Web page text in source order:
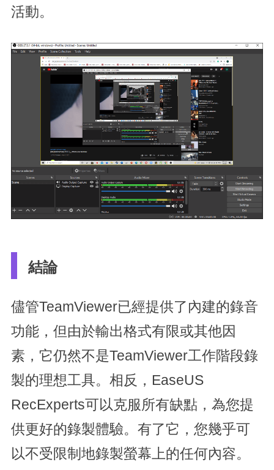
活動。
結論
儘管TeamViewer已經提供了內建的錄音
功能，但由於輸出格式有限或其他因
素，它仍然不是TeamViewer工作階段錄
製的理想工具。相反，EaseUS
RecExperts可以克服所有缺點，為您提
供更好的錄製體驗。有了它，您幾乎可
以不受限制地錄製螢幕上的任何內容。